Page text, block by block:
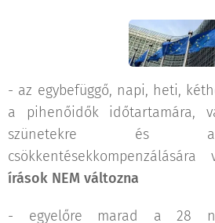
- az egybefüggő, napi, heti,
a pihenőidők időtartamára,
szünetekre és a
csökkentésekkompenzálására
írások NEM változna
- egyelőre marad a 28